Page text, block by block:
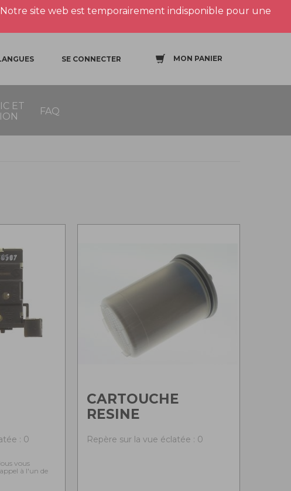
site web est temporairement indisponible pour une
SE CONNECTER MON PANIER
ET
FAQ
: 0
vous
à l'un de
CARTOUCHE
RESINE
Repère sur la vue éclatée : 0